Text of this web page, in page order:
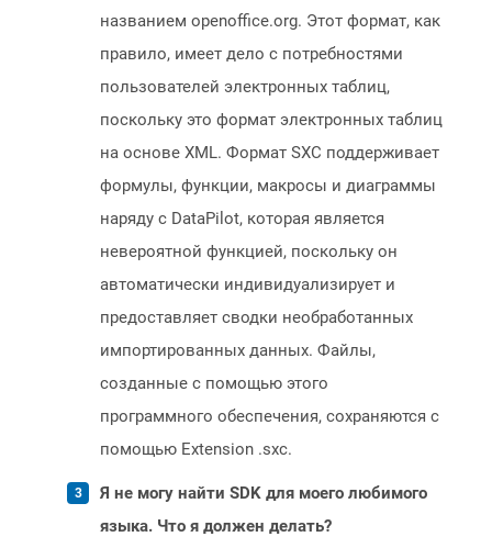
названием openoffice.org. Этот формат, как
правило, имеет дело с потребностями
пользователей электронных таблиц,
поскольку это формат электронных таблиц
на основе XML. Формат SXC поддерживает
формулы, функции, макросы и диаграммы
наряду с DataPilot, которая является
невероятной функцией, поскольку он
автоматически индивидуализирует и
предоставляет сводки необработанных
импортированных данных. Файлы,
созданные с помощью этого
программного обеспечения, сохраняются с
помощью Extension .sxc.
Я не могу найти SDK для моего любимого
языка. Что я должен делать?